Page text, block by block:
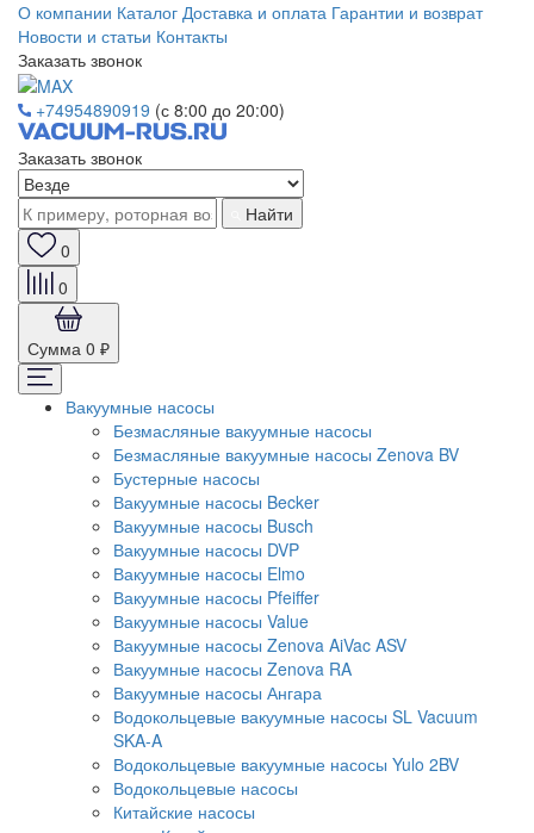
О компании Каталог Доставка и оплата Гарантии и возврат
Новости и статьи Контакты
Заказать звонок
+74954890919 (с 8:00 до 20:00)
Заказать звонок
Найти
0
0
Сумма 0 ₽
Вакуумные насосы
Безмасляные вакуумные насосы
Безмасляные вакуумные насосы Zenova BV
Бустерные насосы
Вакуумные насосы Becker
Вакуумные насосы Busch
Вакуумные насосы DVP
Вакуумные насосы Elmo
Вакуумные насосы Pfeiffer
Вакуумные насосы Value
Вакуумные насосы Zenova AiVac ASV
Вакуумные насосы Zenova RA
Вакуумные насосы Ангара
Водокольцевые вакуумные насосы SL Vacuum
SKA-A
Водокольцевые вакуумные насосы Yulo 2BV
Водокольцевые насосы
Китайские насосы